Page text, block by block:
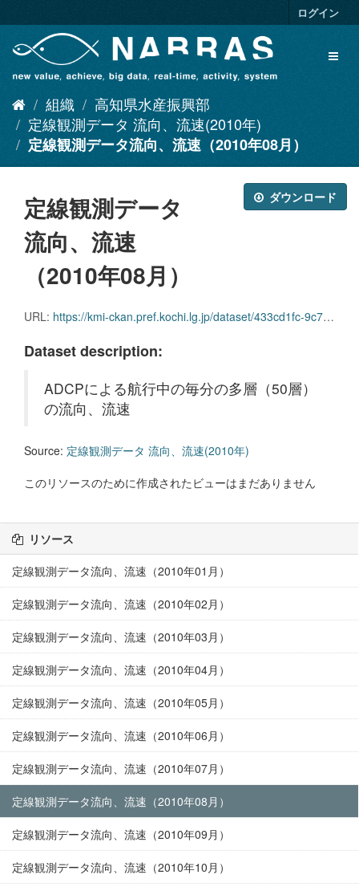
キ
ログイン
組織
高知県水産振興部
定線観測データ 流向、流速(2010年)
定線観測データ流向、流速（2010年08月）
ダウンロード
定線観測データ
流向、流速
（2010年08月）
URL: https://kmi-ckan.pref.kochi.lg.jp/dataset/433cd1fc-9c72-456b-af07-106279373f7f/resource/e7dde4ec-7de9-4d71-93f6-79427f295524/download/teisenkansokudataryuukou_ryuusoku2010-08.zip
Dataset description:
ADCPによる航行中の毎分の多層（50層）
の流向、流速
Source: 定線観測データ 流向、流速(2010年)
このリソースのために作成されたビューはまだありません
リソース
定線観測データ流向、流速（2010年01月）
定線観測データ流向、流速（2010年02月）
定線観測データ流向、流速（2010年03月）
定線観測データ流向、流速（2010年04月）
定線観測データ流向、流速（2010年05月）
定線観測データ流向、流速（2010年06月）
定線観測データ流向、流速（2010年07月）
定線観測データ流向、流速（2010年08月）
定線観測データ流向、流速（2010年09月）
定線観測データ流向、流速（2010年10月）